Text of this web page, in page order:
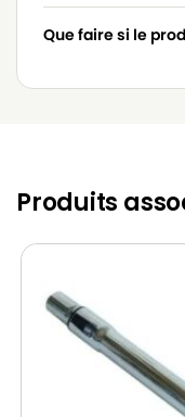
Que faire si le
Produits